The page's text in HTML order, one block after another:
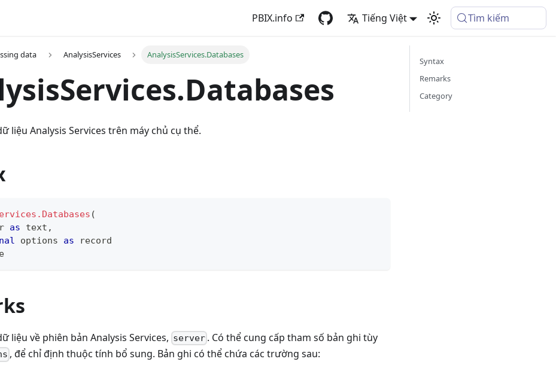
PBIX.info Tiếng Việt Tìm kiếm
data AnalysisServices AnalysisServices.Databases
liệu Analysis Services trên máy chủ cụ thể.
(
as text ,
options as
record
liệu về phiên bản Analysis Services, server . Có thể cung cấp tham số bản ghi tùy
, để chỉ định thuộc tính bổ sung. Bản ghi có thể chứa các trường sau:
Syntax
Remarks
Category